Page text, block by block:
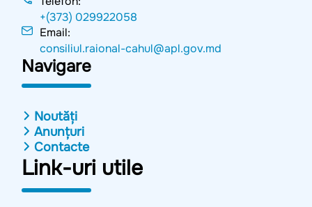
+(373) 029922058
Email:
consiliul.raional-cahul@apl.gov.md
Navigare
Noutăți
Anunțuri
Contacte
Link-uri utile